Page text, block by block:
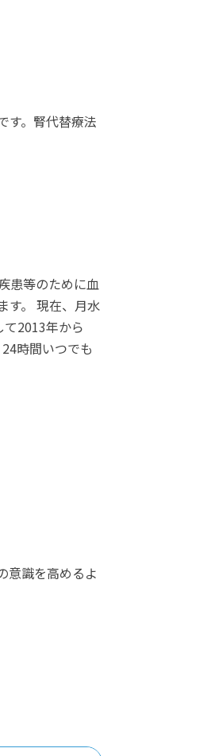
す。腎代替療法
患等のために血
す。 現在、月水
2013年から
時間いつでも
意識を高めるよ